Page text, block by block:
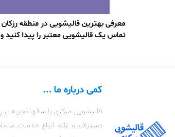
معرفی بهترین قالیشویی در منطقه
تماس یک قالیشویی معتبر را پیدا کنید
کمی درباره ما ...
قالیشویی مرکزی با سالها تجربه
دستباف و ارائه انواع خدمات